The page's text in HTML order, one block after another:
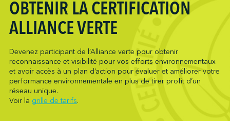
Oceanex
Owen Sound Transportation Company
Pasha Group (Wilmington)
Pembina Infrastructure and Logistics LP
Picton Terminals
PNCT
OBTENIR LA CERTIFICATION
ALLIANCE VERTE
Devenez participant de l’Alliance verte pour obtenir
reconnaissance et visibilité pour vos efforts environnementaux
et avoir accès à un plan d’action pour évaluer et améliorer votre
performance environnementale en plus de tirer profit d’un
réseau unique.
Voir la grille de tarifs.